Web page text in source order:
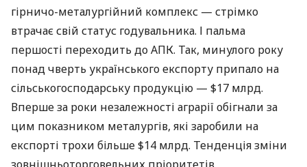
гірничо-металургійний комплекс — стрімко
втрачає свій статус годувальника. І пальма
першості переходить доАПК. Так, минулого року
понад чверть українського експорту припало на
сільськогосподарську продукцію — $17 млрд.
Вперше за роки незалежності аграрії обігнали за
цим показником металургів, які заробили на
експорті трохи більше $14 млрд. Тенденція зміни